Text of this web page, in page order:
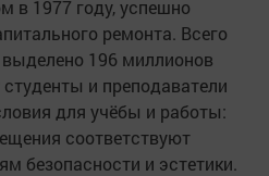
в 1977 году, успешно
ремонта. Всего
196 миллионов
и преподаватели
для учёбы и работы:
соответствуют
безопасности и эстетики.